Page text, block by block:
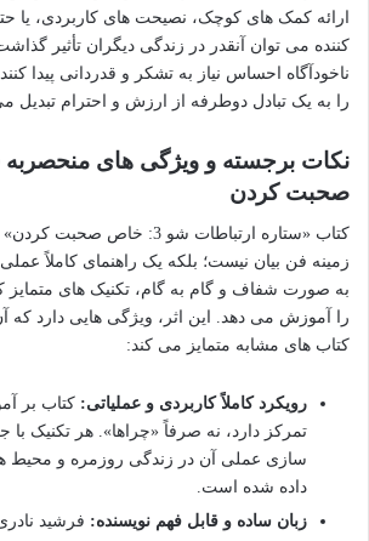
ارائه کمک های کوچک، نصیحت های کاربردی، یا
کننده می توان آنقدر در زندگی دیگران تأثیر
ناخودآگاه احساس نیاز به تشکر و قدردانی پیدا
را به یک تبادل دوطرفه از ارزش و احترام تبدیل
نکات برجسته و ویژگی های
صحبت کردن
کتاب «ستاره ارتباطات شو 3: خاص
زمینه فن بیان نیست؛ بلکه یک راهنمای کاملاً
به صورت شفاف و گام به گام، تکنیک های متمایز
را آموزش می دهد. این اثر، ویژگی هایی دارد که
کتاب های مشابه متمایز می کند:
رویکرد کاملاً کاربردی و عملیاتی: کتاب بر
تمرکز دارد، نه صرفاً «چراها». هر تکنیک با
سازی عملی آن در زندگی روزمره و محیط
داده شده است.
زبان ساده و قابل فهم نویسنده: فرشید